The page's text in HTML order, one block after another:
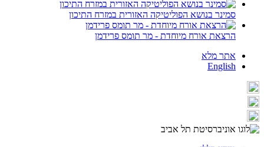
סמינר בנושא הפוליטיקה האזורית במזרח התיכון
הרצאת אורח מיוחדת - מר תומס פרידמן
אתר מלא
English